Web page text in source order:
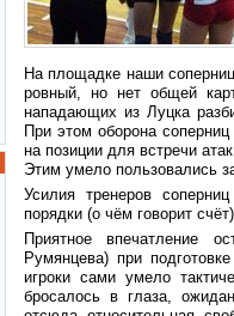
На площадке наши
ровный, но нет общей
нападающих из Луцка
При этом оборона
на позиции для встречи
Этим умело пользовались
Усилия тренеров
порядки (о чём говорит
Приятное впечатление
Румянцева) при
игроки сами умело
бросалось в глаза,